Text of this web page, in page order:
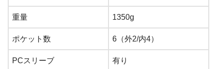
重量 1350g
ポケット数 6（外2/内4）
PCスリーブ 有り